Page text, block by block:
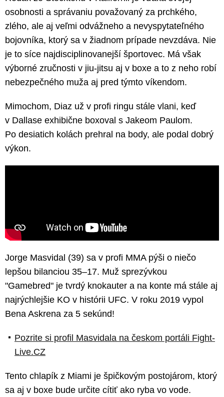
osobnosti a správaniu považovaný za prchkého,
zlého, ale aj veľmi odvážneho a nevyspytateľného
bojovníka, ktorý sa v žiadnom prípade nevzdáva. Nie
je to síce najdisciplinovanejší športovec. Má však
výborné zručnosti v jiu-jitsu aj v boxe a to z neho robí
nebezpečného muža aj pred týmto víkendom.
Mimochom, Diaz už v profi ringu stále vlani, keď
v Dallase exhibične boxoval s Jakeom Paulom.
Po desiatich kolách prehral na body, ale podal dobrý
výkon.
Jorge Masvidal (39) sa v profi MMA pýši o niečo
lepšou bilanciou 35–17. Muž sprezývkou
"Gamebred" je tvrdý knokauter a na konte má stále aj
najrýchlejšie KO v histórii UFC. V roku 2019 vypol
Bena Askrena za 5 sekúnd!
Pozrite si profil Masvidala na českom portáli Fight-
Live.CZ
Tento chlapík z Miami je špičkovým postojárom, ktorý
sa aj v boxe bude určite cítiť ako ryba vo vode.